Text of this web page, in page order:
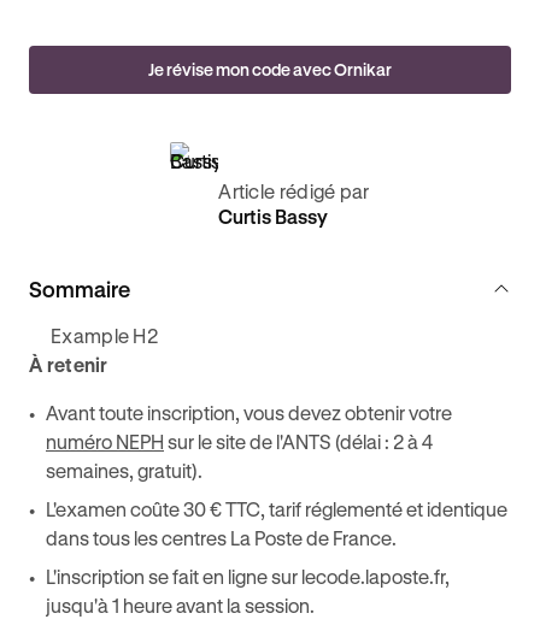
Je révise mon code avec Ornikar
Article rédigé par
Curtis Bassy
Sommaire
Example H2
À retenir
Avant toute inscription, vous devez obtenir votre
numéro NEPH sur le site de l'ANTS (délai : 2 à 4
semaines, gratuit).
L'examen coûte 30 € TTC, tarif réglementé et identique
dans tous les centres La Poste de France.
L'inscription se fait en ligne sur lecode.laposte.fr,
jusqu'à 1 heure avant la session.